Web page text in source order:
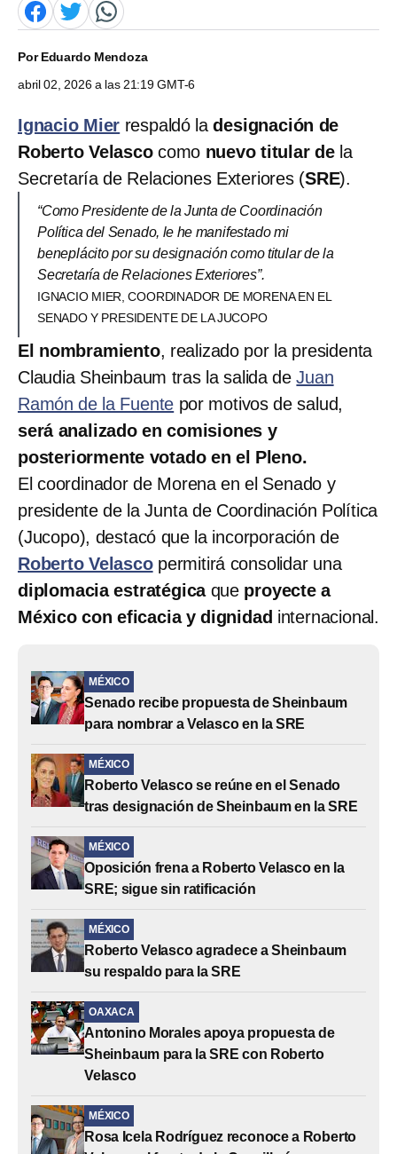
PorEduardo Mendoza
abril 02, 2026 a las 21:19 GMT-6
Ignacio Mier respaldó ladesignación de
Roberto Velascocomo nuevo titular dela
Secretaría de Relaciones Exteriores (SRE).
“Como Presidente de la Junta de Coordinación
Política del Senado, le he manifestado mi
beneplácito por su designación como titular de la
Secretaría de Relaciones Exteriores”.
IGNACIO MIER, COORDINADOR DE MORENA EN EL
SENADO Y PRESIDENTE DE LA JUCOPO
El nombramiento, realizado por la presidenta
Claudia Sheinbaum tras la salida deJuan
Ramón de la Fuente por motivos de salud,
será analizado en comisiones y
posteriormente votado en el Pleno.
El coordinador de Morena en el Senado y
presidente de la Junta de Coordinación Política
(Jucopo), destacó que la incorporación de
Roberto Velascopermitirá consolidar una
diplomacia estratégicaque proyecte a
México con eficacia y dignidad internacional.
MÉXICO
Senado recibe propuesta de Sheinbaum
para nombrar a Velasco en la SRE
MÉXICO
Roberto Velasco se reúne en el Senado
tras designación de Sheinbaum en la SRE
MÉXICO
Oposición frena a Roberto Velasco en la
SRE; sigue sin ratificación
MÉXICO
Roberto Velasco agradece a Sheinbaum
su respaldo para la SRE
OAXACA
Antonino Morales apoya propuesta de
Sheinbaum para la SRE con Roberto
Velasco
MÉXICO
Rosa Icela Rodríguez reconoce a Roberto